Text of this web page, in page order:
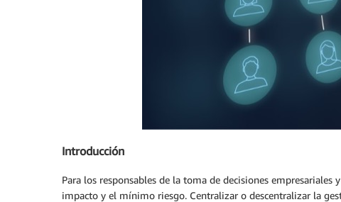
Introducción
Para los responsables de la toma de decisiones
impacto y el mínimo riesgo. Centralizar o descentralizar la